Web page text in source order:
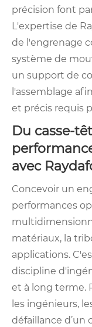
précision font
L'expertise de
de l'engrenage
système de
un support de
l'assemblage
et précis requis
Du casse-
avec
Concevoir un
performances
matériaux, la
applications.
discipline
et à long terme.
les ingénieurs,
défaillance d’un